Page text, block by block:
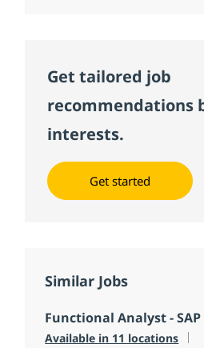
Get tailored job
recommendations
interests.
Get started
Similar Jobs
Functional Analyst - SAP
Available in 11 locations